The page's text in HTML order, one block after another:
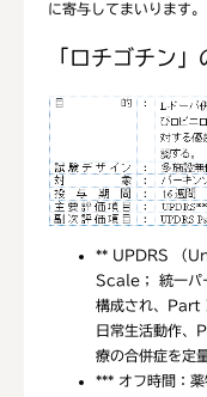
に寄与してまいります。
「ロチゴチン
** UPDRS （
Scale； 統一パ
構成され、Part
日常生活動作
療の合併症を定
*** オフ時間：